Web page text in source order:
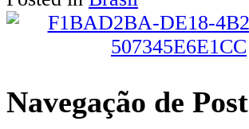
Navegação de Post